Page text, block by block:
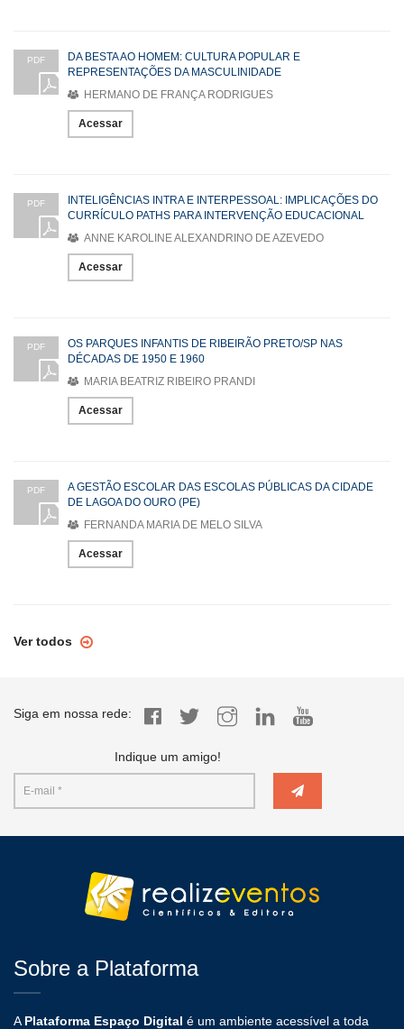
PDF
DA BESTA AO HOMEM: CULTURA POPULAR E
REPRESENTAÇÕES DA MASCULINIDADE
HERMANO DE FRANÇA RODRIGUES
Acessar
PDF
INTELIGÊNCIAS INTRA E INTERPESSOAL: IMPLICAÇÕES DO
CURRÍCULO PATHS PARA INTERVENÇÃO EDUCACIONAL
ANNE KAROLINE ALEXANDRINO DE AZEVEDO
Acessar
PDF
OS PARQUES INFANTIS DE RIBEIRÃO PRETO/SP NAS
DÉCADAS DE 1950 E 1960
MARIA BEATRIZ RIBEIRO PRANDI
Acessar
PDF
A GESTÃO ESCOLAR DAS ESCOLAS PÚBLICAS DA CIDADE
DE LAGOA DO OURO (PE)
FERNANDA MARIA DE MELO SILVA
Acessar
Ver todos
Siga em nossa rede:
Indique um amigo!
Sobre a Plataforma
A Plataforma Espaço Digital é um ambiente acessível a toda